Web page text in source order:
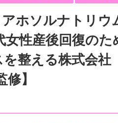
ホソルナトリウ
性産後回復のた
整える株式会社
】